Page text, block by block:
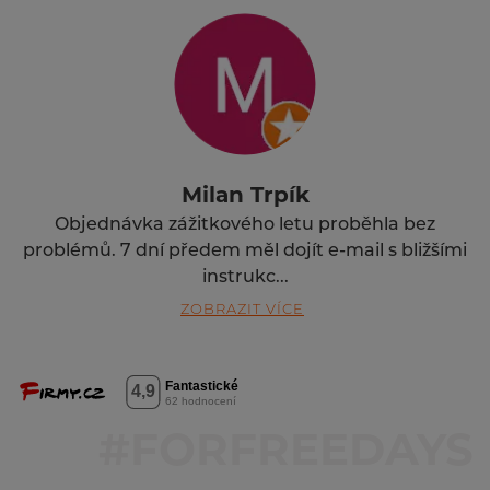
Milan Trpík
Objednávka zážitkového letu proběhla bez
problémů. 7 dní předem měl dojít e-mail s bližšími
instrukc...
ZOBRAZIT VÍCE